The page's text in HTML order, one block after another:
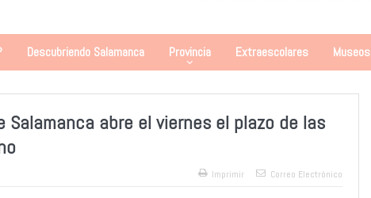
Descubriendo Salamanca Provincia Extraescolares Museos
Salamanca abre el viernes el plazo de las
Imprimir Correo Electrónico